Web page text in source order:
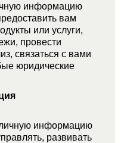
информацию
вам
или услуги,
провести
связаться с вами
юридические
информацию
развивать